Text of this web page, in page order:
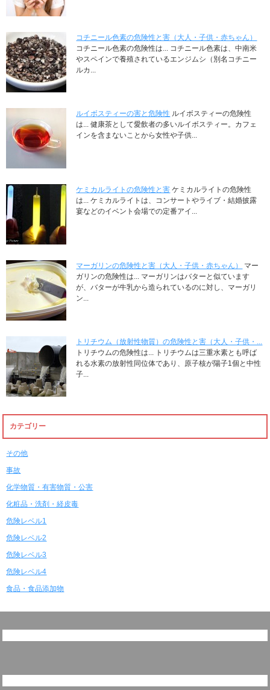
コチニール色素の危険性と害（大人・子供・赤ちゃん）
コチニール色素の危険性は... コチニール色素は、中南米
やスペインで養殖されているエンジムシ（別名コチニー
ルカ...
ルイボスティーの害と危険性 ルイボスティーの危険性
は... 健康茶として愛飲者の多いルイボスティー。カフェ
インを含まないことから女性や子供...
ケミカルライトの危険性と害 ケミカルライトの危険性
は... ケミカルライトは、コンサートやライブ・結婚披露
宴などのイベント会場での定番アイ...
マーガリンの危険性と害（大人・子供・赤ちゃん）
マー
ガリンの危険性は... マーガリンはバターと似ています
が、バターが牛乳から造られているのに対し、マーガリ
ン...
トリチウム（放射性物質）の危険性と害（大人・子供・...
トリチウムの危険性は... トリチウムは三重水素とも呼ば
れる水素の放射性同位体であり、原子核が陽子1個と中性
子...
カテゴリー
その他
事故
化学物質・有害物質・公害
化粧品・洗剤・経皮毒
危険レベル1
危険レベル2
危険レベル3
危険レベル4
食品・食品添加物